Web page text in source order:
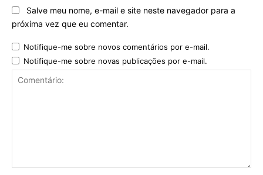
Salve meu nome, e-mail e site neste navegador para a
próxima vez que eu comentar.
Notifique-me sobre novos comentários por e-mail.
Notifique-me sobre novas publicações por e-mail.